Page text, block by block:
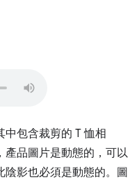
包含裁剪的 T 恤相
產品圖片是動態的，可以
影也必須是動態的。圖